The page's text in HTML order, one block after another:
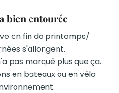
bien entourée
en fin de printemps/
s'allongent.
pas marqué plus que ça.
en bateaux ou en vélo